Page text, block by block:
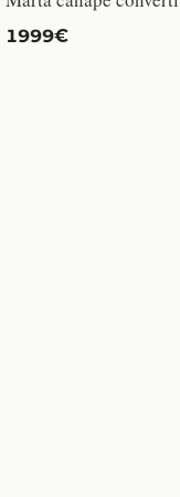
1999€